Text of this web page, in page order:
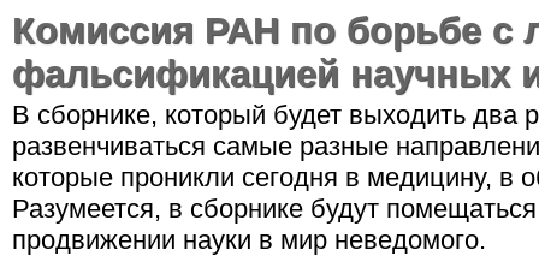
Комиссия РАН по борьбе с
фальсификацией научных
В сборнике, который будет выходить два
развенчиваться самые разные
которые проникли сегодня в медицину, в
Разумеется, в сборнике будут
продвижении науки в мир неведомого.